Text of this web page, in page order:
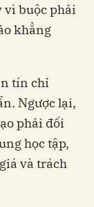
vì buộc phải
khẳng
tín chỉ
Ngược lại,
phải đối
học tập,
và trách